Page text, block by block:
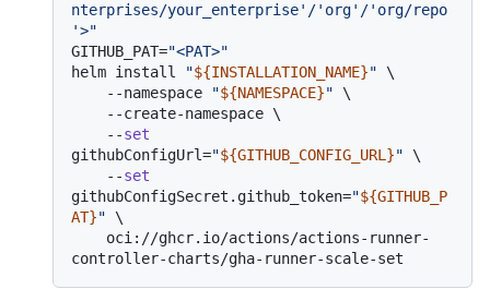
nterprises/your_enterprise'/'org'/'org/repo
'>"
GITHUB_PAT="<PAT>"
helm install
"${INSTALLATION_NAME}" \
    --namespace
"${NAMESPACE}" \
    --
set
githubConfigUrl="${GITHUB_CONFIG_URL}" \
    --
set
githubConfigSecret.github_token="${GITHUB_P
AT}" \